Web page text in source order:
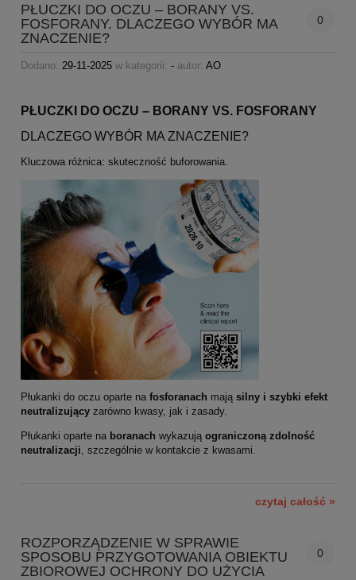
PŁUCZKI DO OCZU – BORANY VS.
FOSFORANY. DLACZEGO WYBÓR MA
ZNACZENIE?
0
Dodano: 29-11-2025 w kategorii: - autor: AO
PŁUCZKI DO OCZU – BORANY VS. FOSFORANY
DLACZEGO WYBÓR MA ZNACZENIE?
Kluczowa różnica: skuteczność buforowania.
Płukanki do oczu oparte na fosforanach mają silny i szybki efekt
neutralizujący zarówno kwasy, jak i zasady.
Płukanki oparte na boranach wykazują ograniczoną zdolność
neutralizacji , szczególnie w kontakcie z kwasami.
czytaj całość »
ROZPORZĄDZENIE W SPRAWIE
SPOSOBU PRZYGOTOWANIA OBIEKTU
ZBIOROWEJ OCHRONY DO UŻYCIA
0